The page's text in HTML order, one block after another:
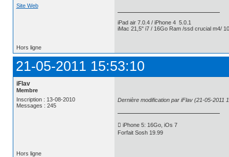
Site Web
iPad air 7.0.4 / iPhone 4 5.0.1
iMac 21,5" i7 / 16Go Ram /ssd crucial m4/
Hors ligne
21-05-2011 15:53:10
iFlav
Membre
Inscription : 13-08-2010
Messages : 245
Dernière modification par iFlav (21-05-2011
 iPhone 5: 16Go, iOs 7
Forfait Sosh 19.99
Hors ligne